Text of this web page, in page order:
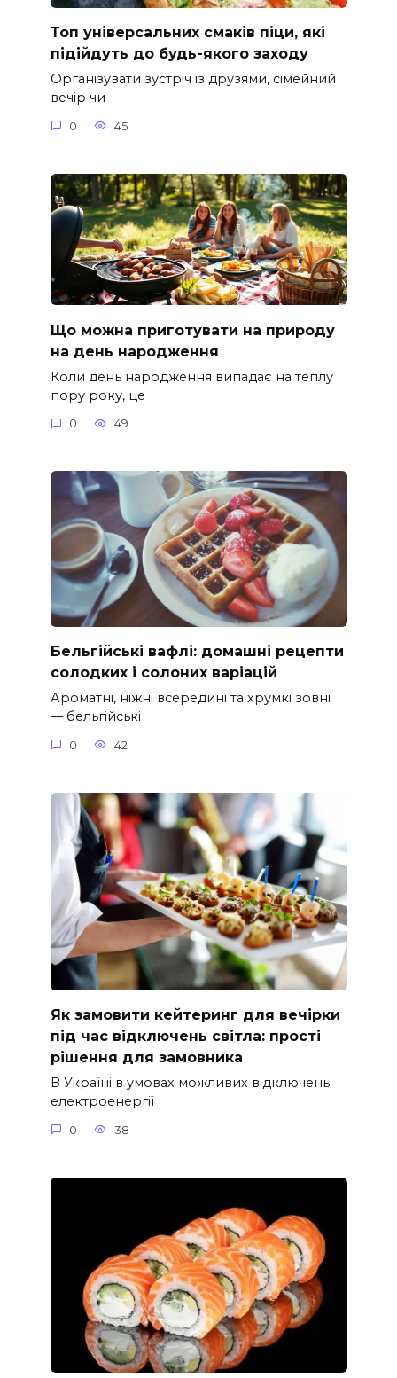
Топ універсальних смаків піци, які
підійдуть до будь-якого заходу
Організувати зустріч із друзями, сімейний
вечір чи
0 45
Що можна приготувати на природу
на день народження
Коли день народження випадає на теплу
пору року, це
0 49
Бельгійські вафлі: домашні рецепти
солодких і солоних варіацій
Ароматні, ніжні всередині та хрумкі зовні
— бельгійські
0 42
Як замовити кейтеринг для вечірки
під час відключень світла: прості
рішення для замовника
В Україні в умовах можливих відключень
електроенергії
0 38